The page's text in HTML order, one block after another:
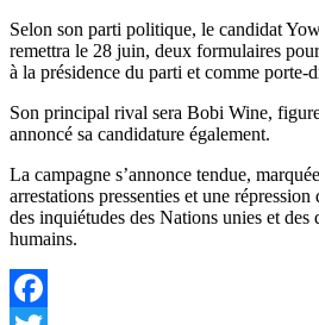
Selon son parti politique, le candidat
remettra le 28 juin, deux formulaires
à la présidence du parti et comme porte-
Son principal rival sera Bobi Wine,
annoncé sa candidature également.
La campagne s’annonce tendue,
arrestations pressenties et une
des inquiétudes des Nations unies et des
humains.